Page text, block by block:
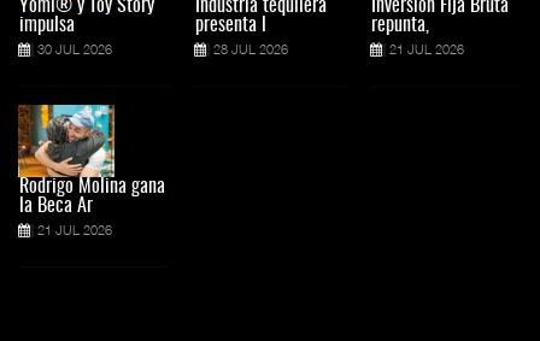
Yomi® y Toy Story
impulsa
30 JUL 2026
Rodrigo Molina gana
la Beca Ar
21 JUL 2026
Industria tequilera
presenta l
28 JUL 2026
Inversión Fija Bruta
repunta,
21 JUL 2026